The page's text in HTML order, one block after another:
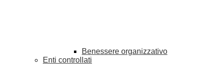
Benessere organizzativo
Enti controllati